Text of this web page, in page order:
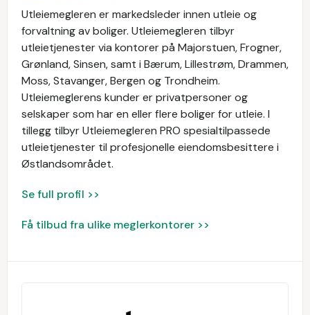
Utleiemegleren er markedsleder innen utleie og
forvaltning av boliger. Utleiemegleren tilbyr
utleietjenester via kontorer på Majorstuen, Frogner,
Grønland, Sinsen, samt i Bærum, Lillestrøm, Drammen,
Moss, Stavanger, Bergen og Trondheim.
Utleiemeglerens kunder er privatpersoner og
selskaper som har en eller flere boliger for utleie. I
tillegg tilbyr Utleiemegleren PRO spesialtilpassede
utleietjenester til profesjonelle eiendomsbesittere i
Østlandsområdet.
Se full profil >>
Få tilbud fra ulike meglerkontorer >>